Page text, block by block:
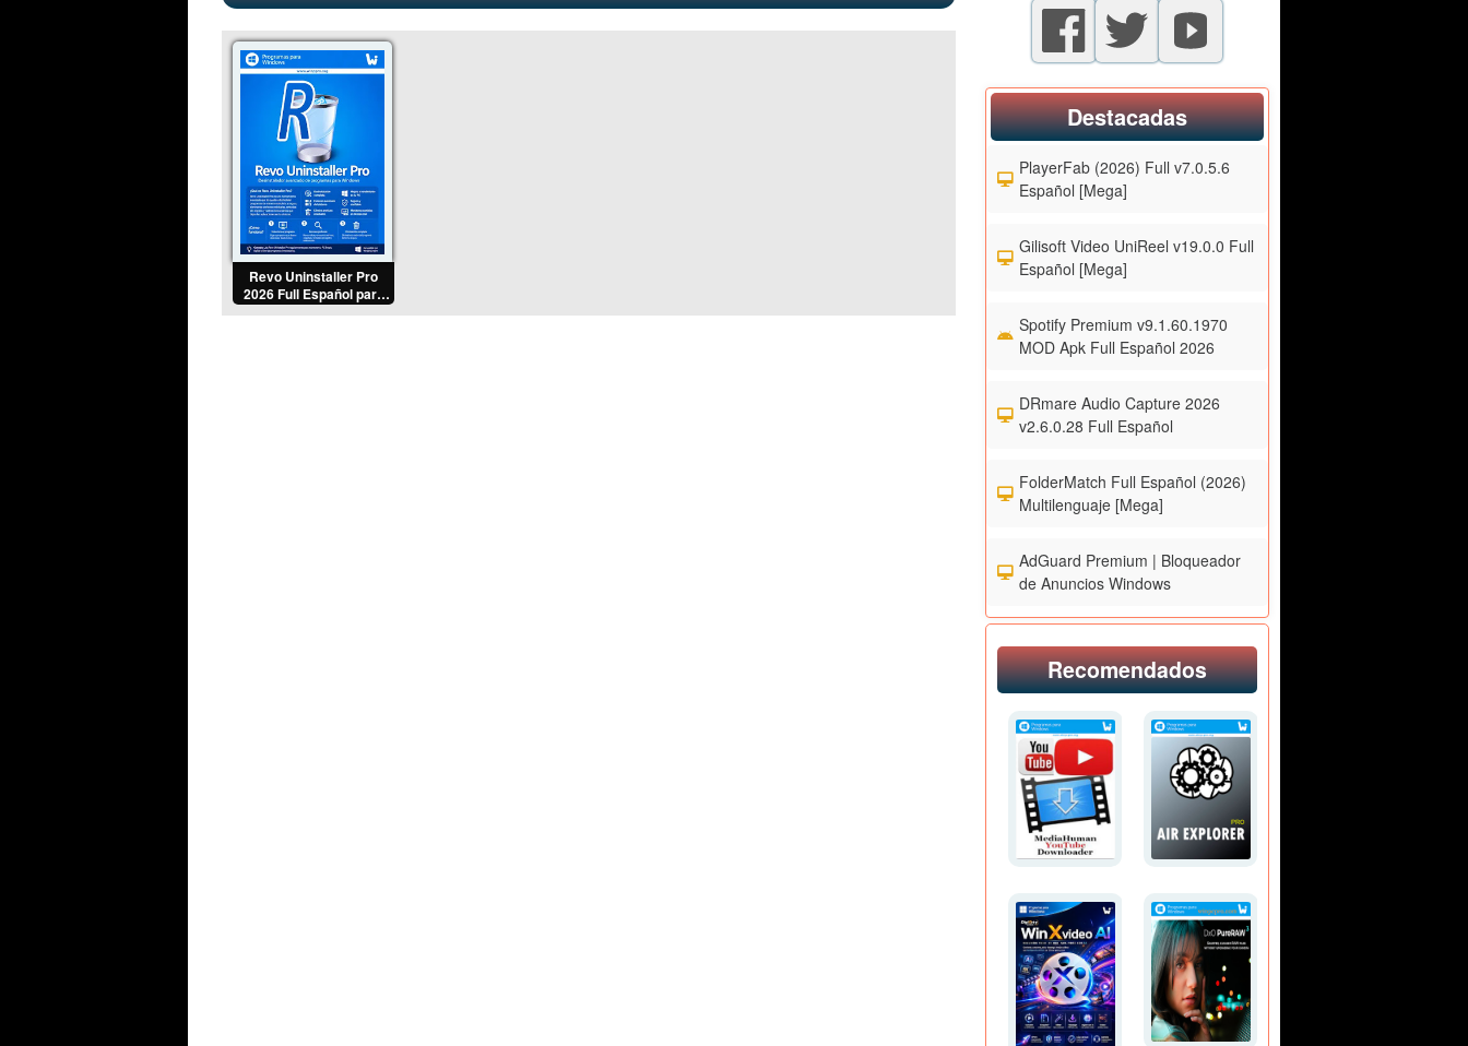
Revo Uninstaller Pro
2026 Full Español para
PC [Mega]
Destacadas
PlayerFab (2026) Full v7.0.5.6
Español [Mega]
Gilisoft Video UniReel v19.0.0 Full
Español [Mega]
Spotify Premium v9.1.60.1970
MOD Apk Full Español 2026
DRmare Audio Capture 2026
v2.6.0.28 Full Español
FolderMatch Full Español (2026)
Multilenguaje [Mega]
AdGuard Premium | Bloqueador
de Anuncios Windows
Recomendados